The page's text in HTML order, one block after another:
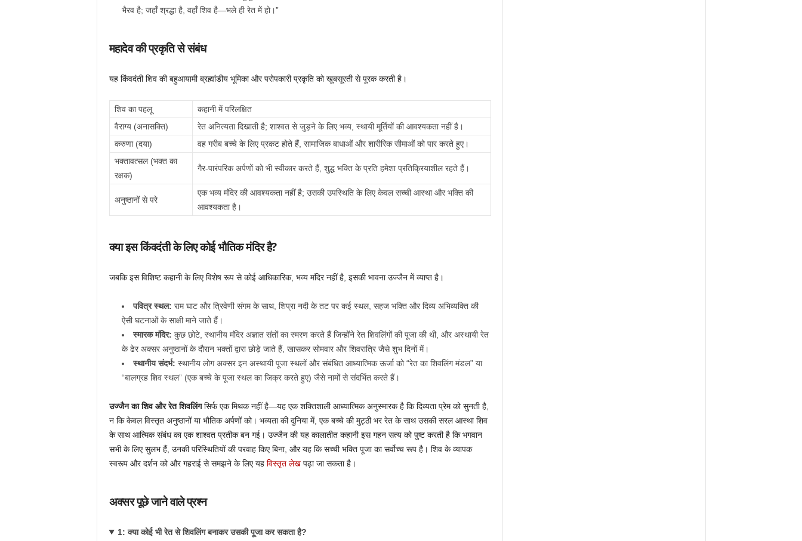
भैरव है; जहाँ श्रद्धा है, वहाँ शिव है—भले ही रेत में हो।”
महादेव की प्रकृति से संबंध
यह किंवदंती शिव की बहुआयामी ब्रह्मांडीय भूमिका और परोपकारी प्रकृति को खूबसूरती से पूरक करती है।
शिव का पहलू
कहानी में परिलक्षित
वैराग्य (अनासक्ति)
रेत अनित्यता दिखाती है; शाश्वत से जुड़ने के लिए भव्य, स्थायी मूर्तियों की आवश्यकता नहीं है।
करुणा (दया)
वह गरीब बच्चे के लिए प्रकट होते हैं, सामाजिक बाधाओं और शारीरिक सीमाओं को पार करते हुए।
भक्तावत्सल (भक्त का
रक्षक)
गैर-पारंपरिक अर्पणों को भी स्वीकार करते हैं, शुद्ध भक्ति के प्रति हमेशा प्रतिक्रियाशील रहते हैं।
अनुष्ठानों से परे
एक भव्य मंदिर की आवश्यकता नहीं है; उसकी उपस्थिति के लिए केवल सच्ची आस्था और भक्ति की
आवश्यकता है।
क्या इस किंवदंती के लिए कोई भौतिक मंदिर है?
जबकि इस विशिष्ट कहानी के लिए विशेष रूप से कोई आधिकारिक, भव्य मंदिर नहीं है, इसकी भावना उज्जैन में व्याप्त है।
पवित्र स्थल: राम घाट और त्रिवेणी संगम के साथ, शिप्रा नदी के तट पर कई स्थल, सहज भक्ति और दिव्य अभिव्यक्ति की
ऐसी घटनाओं के साक्षी माने जाते हैं।
स्मारक मंदिर: कुछ छोटे, स्थानीय मंदिर अज्ञात संतों का स्मरण करते हैं जिन्होंने रेत शिवलिंगों की पूजा की थी, और अस्थायी रेत
के ढेर अक्सर अनुष्ठानों के दौरान भक्तों द्वारा छोड़े जाते हैं, खासकर सोमवार और शिवरात्रि जैसे शुभ दिनों में।
स्थानीय संदर्भ: स्थानीय लोग अक्सर इन अस्थायी पूजा स्थलों और संबंधित आध्यात्मिक ऊर्जा को “रेत का शिवलिंग मंडल” या
“बालग्रह शिव स्थल” (एक बच्चे के पूजा स्थल का जिक्र करते हुए) जैसे नामों से संदर्भित करते हैं।
उज्जैन का शिव और रेत शिवलिंगसिर्फ एक मिथक नहीं है—यह एक शक्तिशाली आध्यात्मिक अनुस्मारक है कि दिव्यता प्रेम को सुनती है,
न कि केवल विस्तृत अनुष्ठानों या भौतिक अर्पणों को। भव्यता की दुनिया में, एक बच्चे की मुट्ठी भर रेत के साथ उसकी सरल आस्था शिव
के साथ आत्मिक संबंध का एक शाश्वत प्रतीक बन गई। उज्जैन की यह कालातीत कहानी इस गहन सत्य को पुष्ट करती है कि भगवान
सभी के लिए सुलभ हैं, उनकी परिस्थितियों की परवाह किए बिना, और यह कि सच्ची भक्ति पूजा का सर्वोच्च रूप है। शिव के व्यापक
स्वरूप और दर्शन को और गहराई से समझने के लिए यह विस्तृत लेखपढ़ा जा सकता है।
अक्सर पूछे जाने वाले प्रश्न
1: क्या कोई भी रेत से शिवलिंग बनाकर उसकी पूजा कर सकता है?